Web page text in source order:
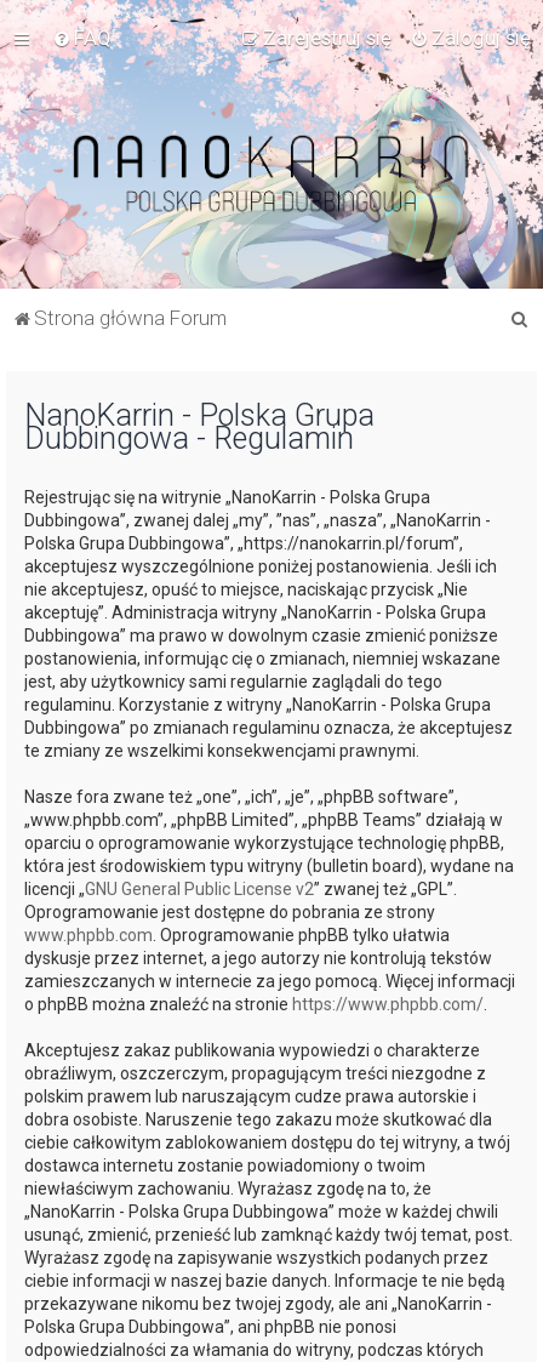
FAQ Zaloguj się
Zarejestruj się
Strona główna Forum
NanoKarrin - Polska Grupa
Dubbingowa - Regulamin
Rejestrując się na witrynie „NanoKarrin - Polska Grupa
Dubbingowa”, zwanej dalej „my”, ”nas”, „nasza”, „NanoKarrin -
Polska Grupa Dubbingowa”, „https://nanokarrin.pl/forum”,
akceptujesz wyszczególnione poniżej postanowienia. Jeśli ich
nie akceptujesz, opuść to miejsce, naciskając przycisk „Nie
akceptuję”. Administracja witryny „NanoKarrin - Polska Grupa
Dubbingowa” ma prawo w dowolnym czasie zmienić poniższe
postanowienia, informując cię o zmianach, niemniej wskazane
jest, aby użytkownicy sami regularnie zaglądali do tego
regulaminu. Korzystanie z witryny „NanoKarrin - Polska Grupa
Dubbingowa” po zmianach regulaminu oznacza, że akceptujesz
te zmiany ze wszelkimi konsekwencjami prawnymi.
Nasze fora zwane też „one”, „ich”, „je”, „phpBB software”,
„www.phpbb.com”, „phpBB Limited”, „phpBB Teams” działają w
oparciu o oprogramowanie wykorzystujące technologię phpBB,
która jest środowiskiem typu witryny (bulletin board), wydane na
licencji „GNU General Public License v2” zwanej też „GPL”.
Oprogramowanie jest dostępne do pobrania ze strony
www.phpbb.com. Oprogramowanie phpBB tylko ułatwia
dyskusje przez internet, a jego autorzy nie kontrolują tekstów
zamieszczanych w internecie za jego pomocą. Więcej informacji
o phpBB można znaleźć na stronie https://www.phpbb.com/.
Akceptujesz zakaz publikowania wypowiedzi o charakterze
obraźliwym, oszczerczym, propagującym treści niezgodne z
polskim prawem lub naruszającym cudze prawa autorskie i
dobra osobiste. Naruszenie tego zakazu może skutkować dla
ciebie całkowitym zablokowaniem dostępu do tej witryny, a twój
dostawca internetu zostanie powiadomiony o twoim
niewłaściwym zachowaniu. Wyrażasz zgodę na to, że
„NanoKarrin - Polska Grupa Dubbingowa” może w każdej chwili
usunąć, zmienić, przenieść lub zamknąć każdy twój temat, post.
Wyrażasz zgodę na zapisywanie wszystkich podanych przez
ciebie informacji w naszej bazie danych. Informacje te nie będą
przekazywane nikomu bez twojej zgody, ale ani „NanoKarrin -
Polska Grupa Dubbingowa”, ani phpBB nie ponosi
odpowiedzialności za włamania do witryny, podczas których